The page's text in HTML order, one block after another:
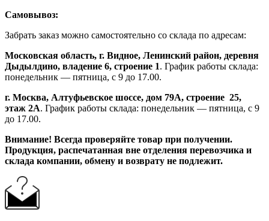
Самовывоз:
Забрать заказ можно самостоятельно со склада по адресам:
Московская область, г. Видное, Ленинский район, деревня
Дыдылдино, владение 6, строение 1. График работы склада:
понедельник — пятница, с 9 до 17.00.
г. Москва, Алтуфьевское шоссе, дом 79А, строение 25,
этаж 2А. График работы склада: понедельник — пятница, с 9
до 17.00.
Внимание! Всегда проверяйте товар при получении.
Продукция, распечатанная вне отделения перевозчика и
склада компании, обмену и возврату не подлежит.